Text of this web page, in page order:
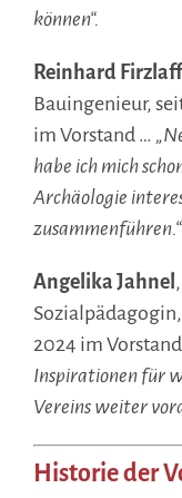
können“.
Reinhard
Bauingenieur,
im Vorstand …
habe ich mich
Archäologie
zusammenführen.“
Angelika Jahnel
2024 im
Inspirationen für
Vereins weiter
Historie der